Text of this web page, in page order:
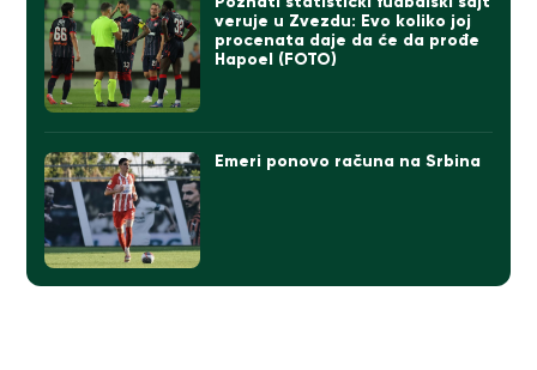
veruje u Zvezdu: Evo koliko joj
procenata daje da će da prođe
Hapoel (FOTO)
Emeri ponovo računa na Srbina